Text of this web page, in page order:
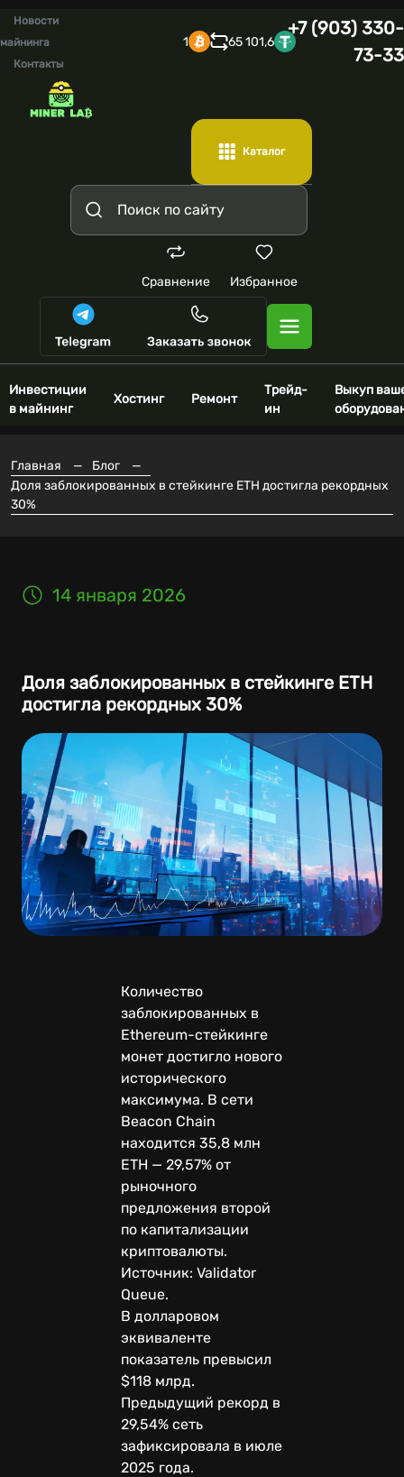
Новости
майнинга
Контакты
1 65 101,6
+7 (903) 330-
73-33
Каталог
Сравнение Избранное
Инвестиции
в майнинг
Хостинг Ремонт
Трейд-
ин
Выкуп
Главная — Блог
—
Доля заблокированных в стейкинге ETH достигла рекордных
30%
14 января 2026
Доля заблокированных в стейкинге ETH
достигла рекордных 30%
Количество
заблокированных в
Ethereum-стейкинге
монет достигло нового
исторического
максимума. В сети
Beacon Chain
находится 35,8 млн
ETH — 29,57% от
рыночного
предложения второй
по капитализации
криптовалюты.
Источник: Validator
Queue.
В долларовом
эквиваленте
показатель превысил
$118 млрд.
Предыдущий рекорд в
29,54% сеть
зафиксировала в июле
2025 года.